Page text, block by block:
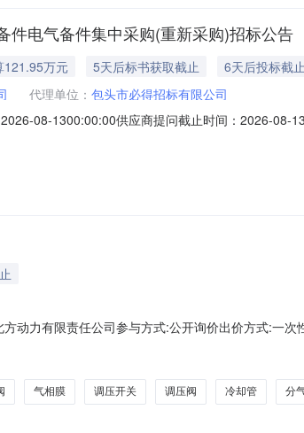
件电气备件集中采购(重新采购)招标公告
121.95万元 5天后标书获取截止 6天后投标截止
代理单位： 包头市必得招标有限公司
08-1300:00:00供应商提问截止时间：2026-08-
动力有限责任公司参与方式:公开询价出价方式:一
规格1齿轮机械设备、装置、元件其他机械设备及
件其他机械设备及配件25.0个25.0个EK35；4捏手
气相膜 调压开关 调压阀 冷却管 分